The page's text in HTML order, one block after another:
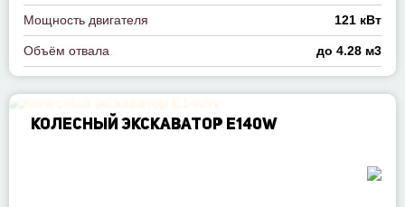
Мощность двигателя 121 кВт
Объём отвала до 4.28 м3
КОЛЕСНЫЙ ЭКСКАВАТОР E140W